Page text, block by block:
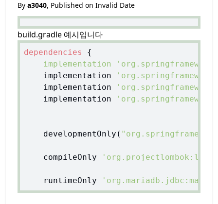
By a3040, Published on Invalid Date
build.gradle 예시입니다
dependencies
{
implementation
implementation
implementation
implementation
developmentOnly(
compileOnly
runtimeOnly